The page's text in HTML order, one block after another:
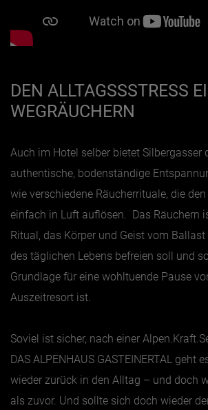
DEN ALLTAGSSSTRESS
WEGRÄUCHERN
Auch im Hotel selber bietet Silbergasser
authentische, bodenständige
wie verschiedene Räucherrituale, die
einfach in Luft auflösen. Das Räuchern
Ritual, das Körper und Geist vom Ballast
des täglichen Lebens befreien soll und
Grundlage für eine wohltuende Pause
Auszeitresort ist.
Soviel ist sicher, nach einer
DAS ALPENHAUS GASTEINERTAL geht
wieder zurück in den Alltag – und doch
als zuvor. Und sollte sich doch wieder